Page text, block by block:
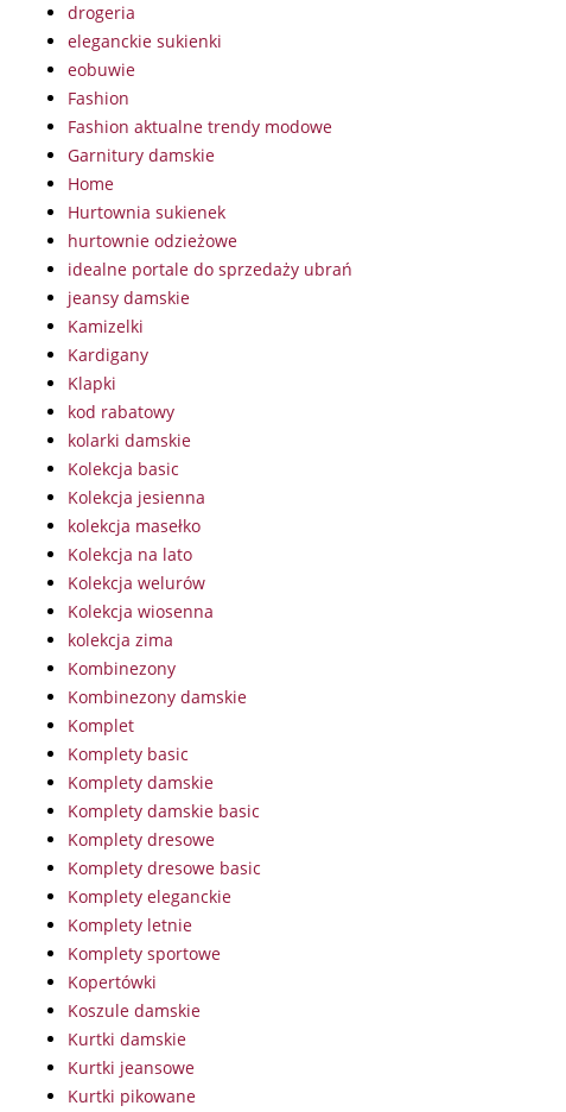
drogeria
eleganckie sukienki
eobuwie
Fashion
Fashion aktualne trendy modowe
Garnitury damskie
Home
Hurtownia sukienek
hurtownie odzieżowe
idealne portale do sprzedaży ubrań
jeansy damskie
Kamizelki
Kardigany
Klapki
kod rabatowy
kolarki damskie
Kolekcja basic
Kolekcja jesienna
kolekcja masełko
Kolekcja na lato
Kolekcja welurów
Kolekcja wiosenna
kolekcja zima
Kombinezony
Kombinezony damskie
Komplet
Komplety basic
Komplety damskie
Komplety damskie basic
Komplety dresowe
Komplety dresowe basic
Komplety eleganckie
Komplety letnie
Komplety sportowe
Kopertówki
Koszule damskie
Kurtki damskie
Kurtki jeansowe
Kurtki pikowane